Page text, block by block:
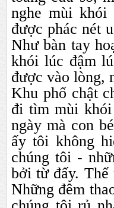
nghe mùi khói
được phác nét
Như bàn tay
khói lúc đậm
được vào lòng,
Khu phố chật
đi tìm mùi khói
ngày mà con
ấy tôi không
chúng tôi -
bởi từ đấy. Thế
Những đêm